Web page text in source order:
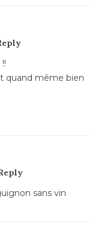
quand même bien
sans vin